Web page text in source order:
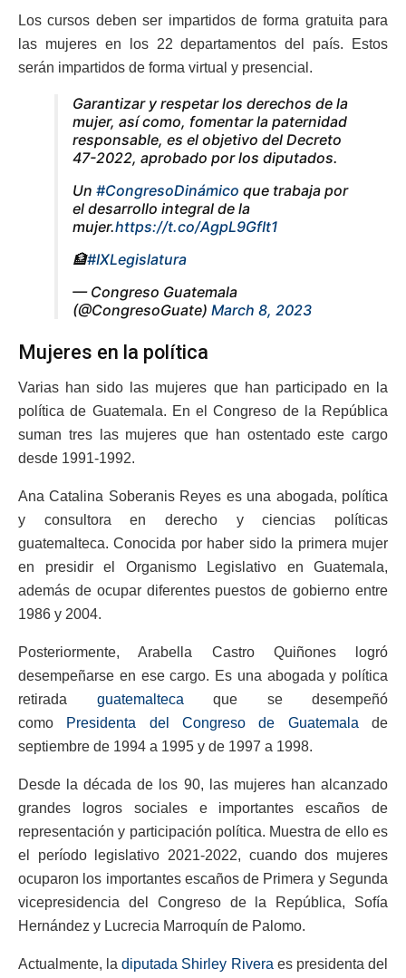
Los cursos deben ser impartidos de forma gratuita para
las mujeres en los 22 departamentos del país. Estos
serán impartidos de forma virtual y presencial.
Garantizar y respetar los derechos de la
mujer, así como, fomentar la paternidad
responsable, es el objetivo del Decreto
47-2022, aprobado por los diputados.
Un #CongresoDinámico que trabaja por
el desarrollo integral de la
mujer.https://t.co/AgpL9GfIt1
🏦#IXLegislatura
— Congreso Guatemala
(@CongresoGuate) March 8, 2023
Mujeres en la política
Varias han sido las mujeres que han participado en la
política de Guatemala. En el Congreso de la República
suman tres las mujeres que han ostentado este cargo
desde 1991-1992.
Ana Catalina Soberanis Reyes es una abogada, política
y consultora en derecho y ciencias políticas
guatemalteca. Conocida por haber sido la primera mujer
en presidir el Organismo Legislativo en Guatemala,
además de ocupar diferentes puestos de gobierno entre
1986 y 2004.​
Posteriormente, Arabella Castro Quiñones logró
desempeñarse en ese cargo. Es una abogada y política
retirada guatemalteca que se desempeñó
como Presidenta del Congreso de Guatemala de
septiembre de 1994 a 1995 y de 1997 a 1998.
Desde la década de los 90, las mujeres han alcanzado
grandes logros sociales e importantes escaños de
representación y participación política. Muestra de ello es
el período legislativo 2021-2022, cuando dos mujeres
ocuparon los importantes escaños de Primera y Segunda
vicepresidencia del Congreso de la República, Sofía
Hernández y Lucrecia Marroquín de Palomo.
Actualmente, ladiputada Shirley Rivera es presidenta del